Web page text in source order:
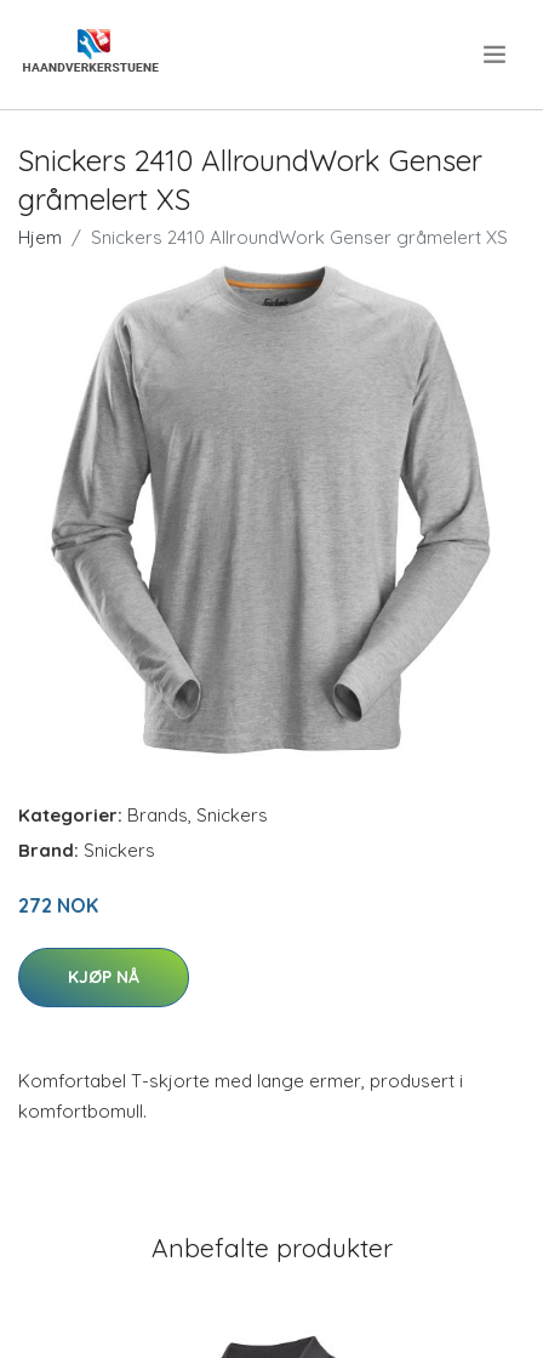
Snickers 2410 AllroundWork Genser
gråmelert XS
Hjem Snickers 2410 AllroundWork Genser gråmelert XS
Kategorier: Brands, Snickers
Brand: Snickers
272 NOK
KJØP NÅ
Komfortabel T-skjorte med lange ermer, produsert i
komfortbomull.
Anbefalte produkter